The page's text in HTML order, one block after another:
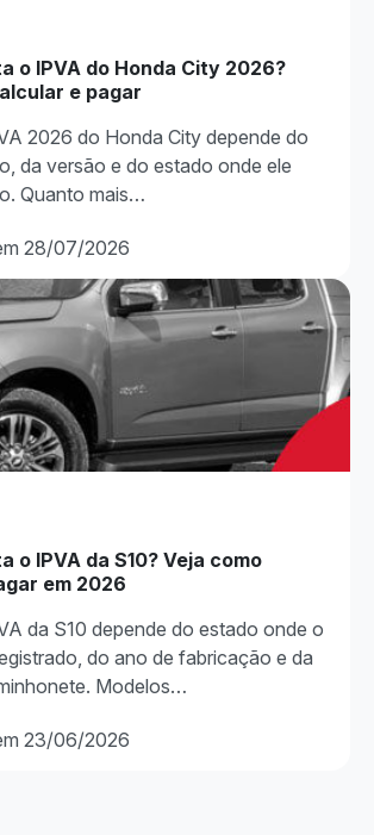
o IPVA do Honda City 2026?
e pagar
2026 do Honda City depende do
da versão e do estado onde ele
Quanto mais…
28/07/2026
o IPVA da S10? Veja como
em 2026
da S10 depende do estado onde o
do ano de fabricação e da
Modelos…
23/06/2026